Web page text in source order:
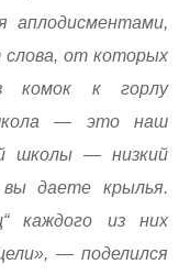
аплодисментами,
слова, от которых
комок к горлу
— это наш
школы — низкий
даете крылья.
каждого из них
— поделился